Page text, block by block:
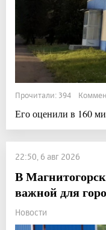
Прочитали: 394
Его оценили в 160
22:50, 6 авг 2026
В
важной для
Новости